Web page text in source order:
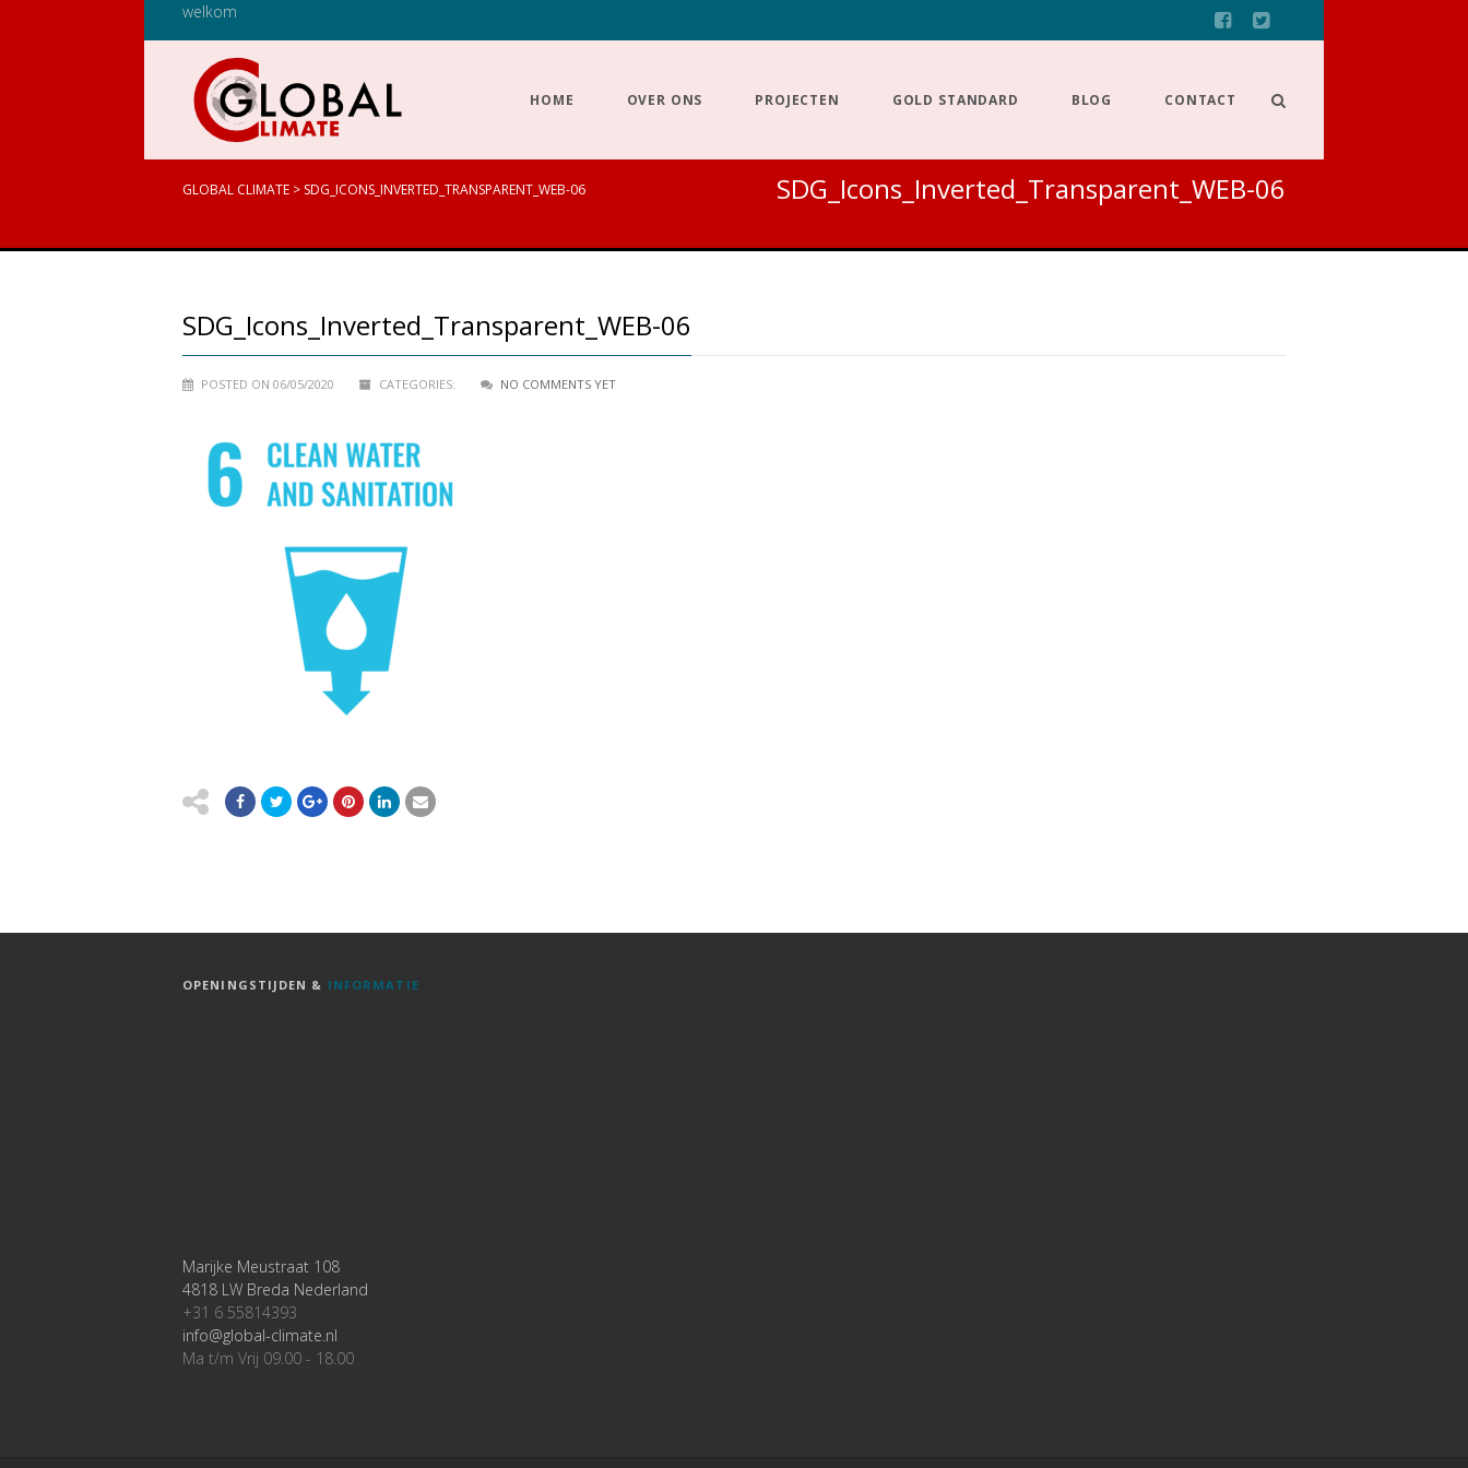
welkom
HOME OVER ONS PROJECTEN GOLD STANDARD BLOG CONTACT
GLOBAL CLIMATE > SDG_ICONS_INVERTED_TRANSPARENT_WEB-06 SDG_Icons_Inverted_Transparent_WEB-06
SDG_Icons_Inverted_Transparent_WEB-06
POSTED ON 06/05/2020 CATEGORIES: NO COMMENTS YET
OPENINGSTIJDEN & INFORMATIE
Marijke Meustraat 108
4818 LW Breda Nederland
+31 6 55814393
info@global-climate.nl
Ma t/m Vrij 09.00 - 18.00